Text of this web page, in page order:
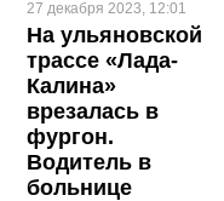
27 декабря 2023, 12:01
На ульяновской
трассе «Лада-
Калина»
врезалась в
фургон.
Водитель в
больнице